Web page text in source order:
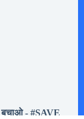
बचाओ - #SAVE